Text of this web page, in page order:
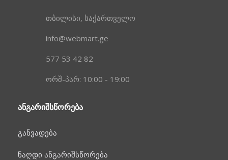
თბილისი, საქართველო
info@webmart.ge
577 53 42 82
ორშ-პარ: 10:00 - 19:00
ᲐᲜᲒᲐᲠᲘᲨᲡᲬᲝᲠᲔᲑᲐ
განვადება
ნაღდი ანგარიშსწორება